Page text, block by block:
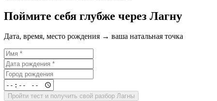
Поймите себя глубже через Лагну
Дата, время, место рождения → ваша натальная точка
Пройти тест и получить свой разбор Лагны